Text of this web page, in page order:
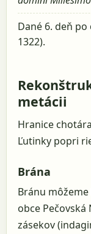
Dané 6. deň po
1322).
metácii
Hranice
Ľutinky popri
Brána
Bránu
obce Pečovská
zásekov